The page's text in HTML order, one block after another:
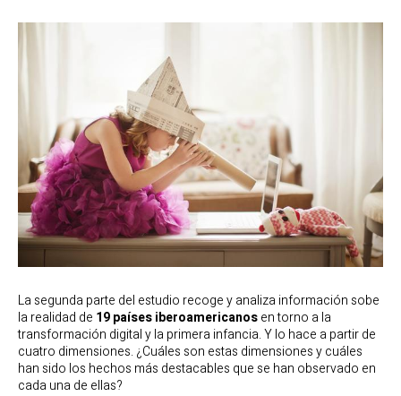
La segunda parte del estudio recoge y analiza información sobe
la realidad de 19 países iberoamericanosen torno a la
transformación digital y la primera infancia. Y lo hace a partir de
cuatro dimensiones. ¿Cuáles son estas dimensiones y cuáles
han sido los hechos más destacables que se han observado en
cada una de ellas?